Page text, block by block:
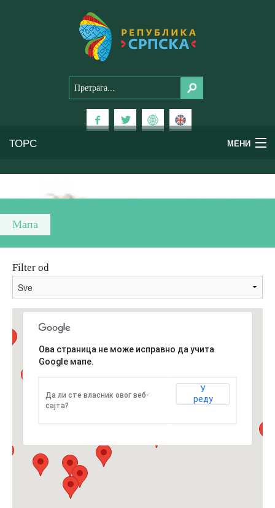
ТОРС МЕНИ
Планински туризам
Бањски туризам
Вјерски туризам
Авантура
Еко туризам
Културни туризам
Гастрономија
Лов и риболов
Мапа
Filter od
Ова страница не може исправно да учита
Google мапе.
Да ли сте власник овог веб-
сајта?
У
реду